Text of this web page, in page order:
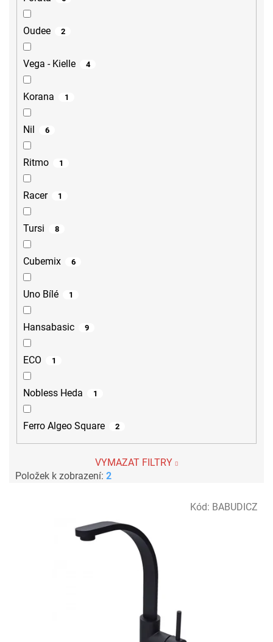
Oudee 2
Vega - Kielle 4
Korana 1
Nil 6
Ritmo 1
Racer 1
Tursi 8
Cubemix 6
Uno Bílé 1
Hansabasic 9
ECO 1
Nobless Heda 1
Ferro Algeo Square 2
VYMAZAT FILTRY
Položek k zobrazení: 2
Kód: BABUDICZ